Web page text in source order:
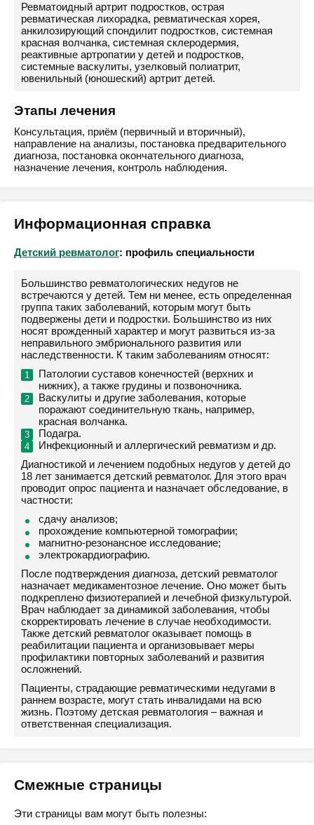
Ревматоидный артрит подростков, острая
ревматическая лихорадка, ревматическая хорея,
анкилозирующий спондилит подростков, системная
красная волчанка, системная склеродермия,
реактивные артропатии у детей и подростков,
системные васкулиты, узелковый полиатрит,
ювенильный (юношеский) артрит детей.
Этапы лечения
Консультация, приём (первичный и вторичный),
направление на анализы, постановка предварительного
диагноза, постановка окончательного диагноза,
назначение лечения, контроль наблюдения.
Информационная справка
Детский ревматолог: профиль специальности
Большинство ревматологических недугов не
встречаются у детей. Тем ни менее, есть определенная
группа таких заболеваний, которым могут быть
подвержены дети и подростки. Большинство из них
носят врожденный характер и могут развиться из-за
неправильного эмбрионального развития или
наследственности. К таким заболеваниям относят:
Патологии суставов конечностей (верхних и
нижних), а также грудины и позвоночника.
Васкулиты и другие заболевания, которые
поражают соединительную ткань, например,
красная волчанка.
Подагра.
Инфекционный и аллергический ревматизм и др.
Диагностикой и лечением подобных недугов у детей до
18 лет занимается детский ревматолог. Для этого врач
проводит опрос пациента и назначает обследование, в
частности:
сдачу анализов;
прохождение компьютерной томографии;
магнитно-резонансное исследование;
электрокардиографию.
После подтверждения диагноза, детский ревматолог
назначает медикаментозное лечение. Оно может быть
подкреплено физиотерапией и лечебной физкультурой.
Врач наблюдает за динамикой заболевания, чтобы
скорректировать лечение в случае необходимости.
Также детский ревматолог оказывает помощь в
реабилитации пациента и организовывает меры
профилактики повторных заболеваний и развития
осложнений.
Пациенты, страдающие ревматическими недугами в
раннем возрасте, могут стать инвалидами на всю
жизнь. Поэтому детская ревматология – важная и
ответственная специализация.
Смежные страницы
Эти страницы вам могут быть полезны: